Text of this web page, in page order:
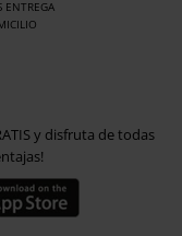
ENTREGA
y disfruta de todas